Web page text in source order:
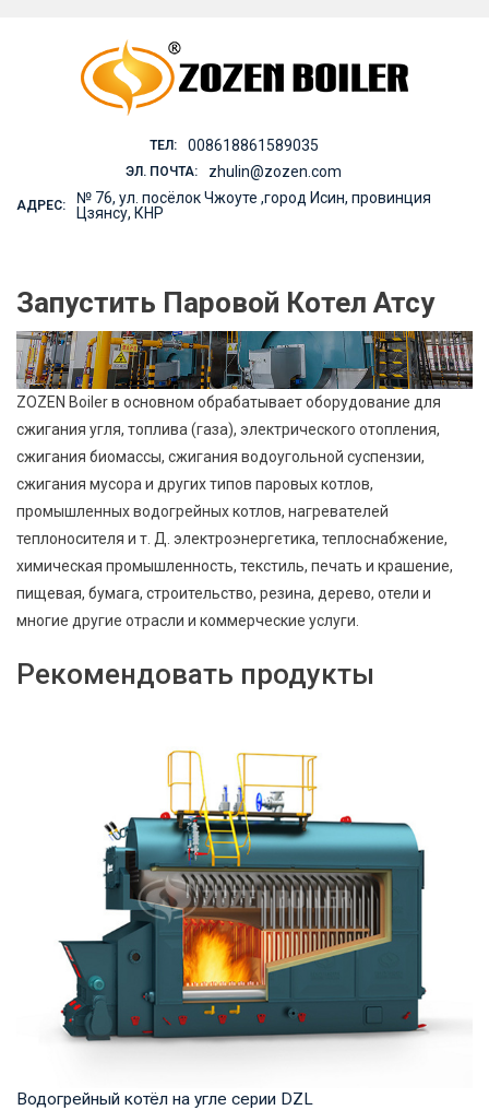
ТЕЛ: 008618861589035
ЭЛ. ПОЧТА: zhulin@zozen.com
АДРЕС:
№ 76, ул. посёлок Чжоуте ,город Исин, провинция
Цзянсу, КНР
Запустить Паровой Котел Атсу
ZOZEN Boiler в основном обрабатывает оборудование для
сжигания угля, топлива (газа), электрического отопления,
сжигания биомассы, сжигания водоугольной суспензии,
сжигания мусора и других типов паровых котлов,
промышленных водогрейных котлов, нагревателей
теплоносителя и т. Д. электроэнергетика, теплоснабжение,
химическая промышленность, текстиль, печать и крашение,
пищевая, бумага, строительство, резина, дерево, отели и
многие другие отрасли и коммерческие услуги.
Рекомендовать продукты
Водогрейный котёл на угле серии DZL